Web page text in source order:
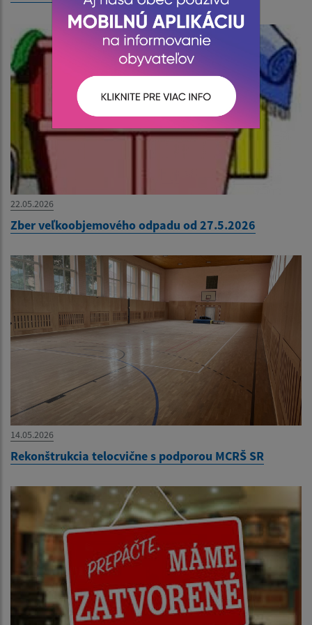
22.05.2026
Zber veľkoobjemového odpadu od 27.5.2026
14.05.2026
Rekonštrukcia telocvične s podporou MCRŠ SR